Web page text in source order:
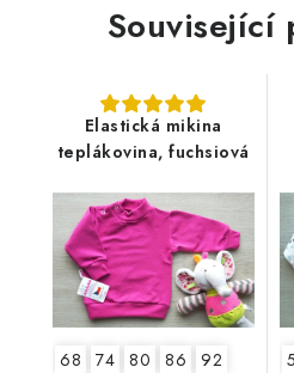
Související
Elastická mikina
teplákovina, fuchsiová
68 74 80 86 92